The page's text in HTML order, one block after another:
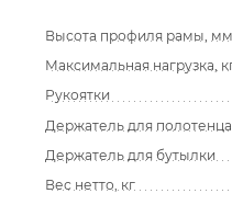
Высота профиля рамы, мм
Максимальная нагрузка,
Рукоятки
Держатель для полотенца
Держатель для бутылки
Вес нетто, кг